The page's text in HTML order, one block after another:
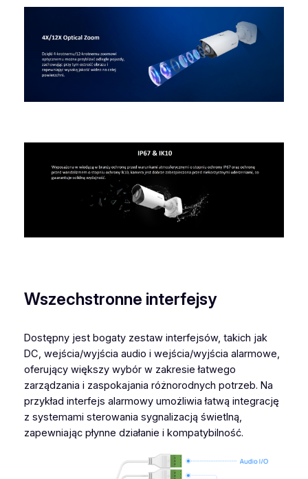
Wszechstronne interfejsy
Dostępny jest bogaty zestaw interfejsów, takich jak
DC, wejścia/wyjścia audio i wejścia/wyjścia alarmowe,
oferujący większy wybór w zakresie łatwego
zarządzania i zaspokajania różnorodnych potrzeb. Na
przykład interfejs alarmowy umożliwia łatwą integrację
z systemami sterowania sygnalizacją świetlną,
zapewniając płynne działanie i kompatybilność.